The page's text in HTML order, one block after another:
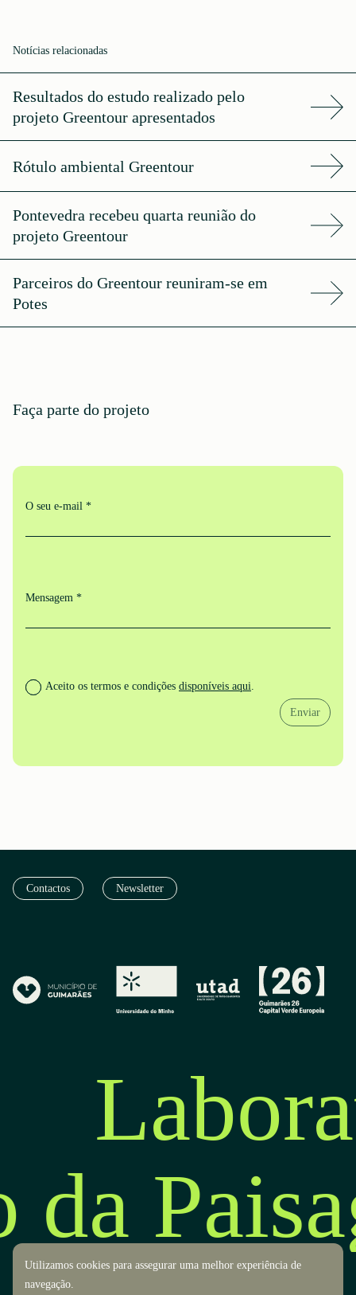
Notícias relacionadas
Resultados do estudo realizado pelo
projeto Greentour apresentados
Rótulo ambiental Greentour
Pontevedra recebeu quarta reunião do
projeto Greentour
Parceiros do Greentour reuniram-se em
Potes
Faça parte do projeto
O seu e-mail *
Mensagem *
Aceito os termos e condições disponíveis aqui
Enviar
Contactos Newsletter
Utilizamos cookies para assegurar uma melhor experiência de
navegação.